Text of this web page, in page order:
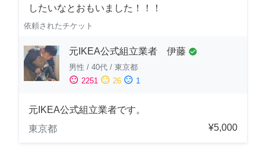
したいなとおもいました！！！
依頼されたチケット
元IKEA公式組立業者 伊藤 check_circle
男性 / 40代 / 東京都
sentiment_satisfied 2251 sentiment_neutral 26 sentiment_dissatisfied 1
元IKEA公式組立業者です。
東京都
¥5,000